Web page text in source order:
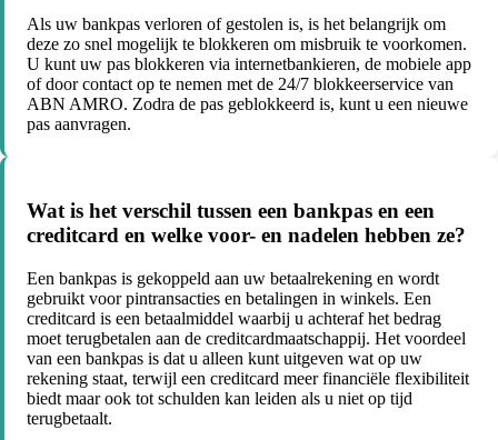
Als uw bankpas verloren of gestolen is, is het belangrijk om
deze zo snel mogelijk te blokkeren om misbruik te voorkomen.
U kunt uw pas blokkeren via internetbankieren, de mobiele app
of door contact op te nemen met de 24/7 blokkeerservice van
ABN AMRO. Zodra de pas geblokkeerd is, kunt u een nieuwe
pas aanvragen.
Wat is het verschil tussen een bankpas en een
creditcard en welke voor- en nadelen hebben ze?
Een bankpas is gekoppeld aan uw betaalrekening en wordt
gebruikt voor pintransacties en betalingen in winkels. Een
creditcard is een betaalmiddel waarbij u achteraf het bedrag
moet terugbetalen aan de creditcardmaatschappij. Het voordeel
van een bankpas is dat u alleen kunt uitgeven wat op uw
rekening staat, terwijl een creditcard meer financiële flexibiliteit
biedt maar ook tot schulden kan leiden als u niet op tijd
terugbetaalt.